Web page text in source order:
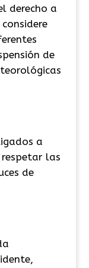
derecho a
de
a
las
de